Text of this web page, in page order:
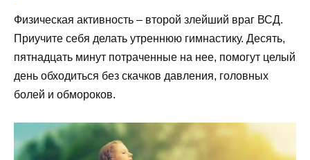
Физическая активность – второй злейший враг ВСД.
Приучите себя делать утреннюю гимнастику. Десять,
пятнадцать минут потраченные на нее, помогут целый
день обходиться без скачков давления, головных
болей и обмороков.